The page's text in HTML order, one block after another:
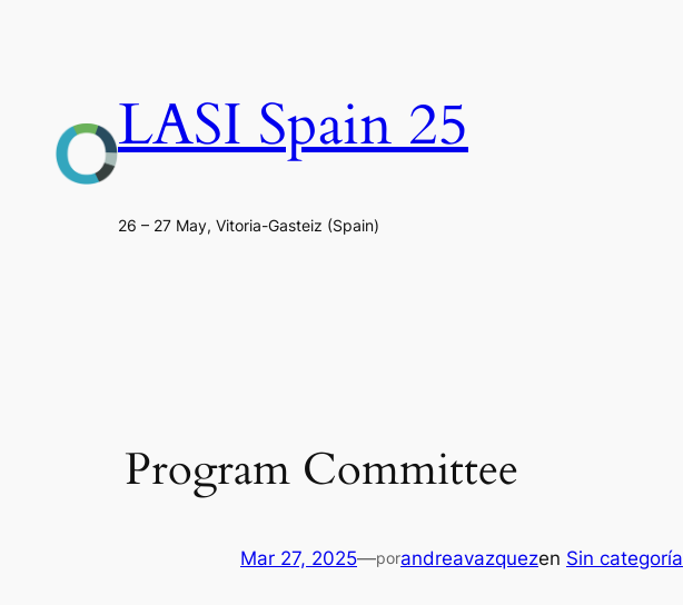
LASI Spain 25
26 – 27 May, Vitoria-Gasteiz (Spain)
Program Committee
Mar 27, 2025—porandreavazquezen Sin categoría